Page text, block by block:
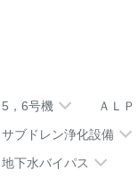
5，6号機 ＡＬ
サブドレン浄化設備
地下水バイパス